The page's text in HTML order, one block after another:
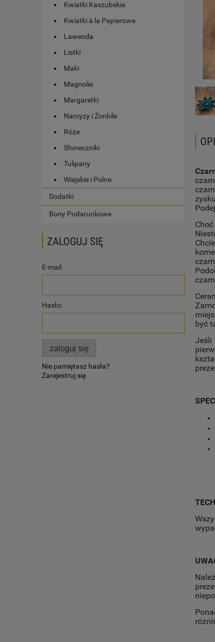
Kwiatki Kaszubskie
Kwiatki à la Papierowe
Lawenda
Listki
Maki
Magnolie
Margaretki
Narcyzy i Żonkile
Róże
Słoneczniki
Tulipany
Wiejskie i Polne
Dodatki
Bony Podarunkowe
ZALOGUJ SIĘ
E-mail:
Hasło:
zaloguj się
Nie pamiętasz hasła?
Zarejestruj się
być
Jeśli